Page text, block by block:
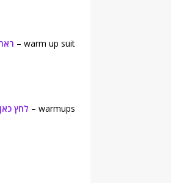
warm up suit –
warmups – לחץ